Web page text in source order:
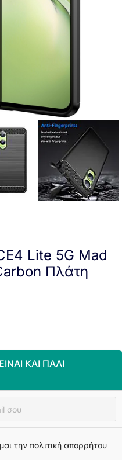
Lite 5G Mad
Πλάτη
ΚΑΙ ΠΆΛΙ
την πολιτική απορρήτου